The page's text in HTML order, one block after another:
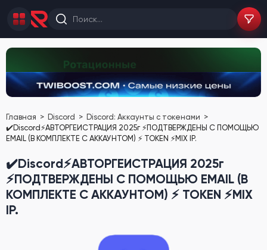
Главная Discord
Discord: Аккаунты с токенами
✔️Discord⚡АВТОРГЕИСТРАЦИЯ 2025г ⚡ПОДТВЕРЖДЕНЫ С ПОМОЩЬЮ
EMAIL (В КОМПЛЕКТЕ С АККАУНТОМ) ⚡ TOKEN ⚡MIX IP.
✔️Discord⚡АВТОРГЕИСТРАЦИЯ 2025г
⚡ПОДТВЕРЖДЕНЫ С ПОМОЩЬЮ EMAIL (В
КОМПЛЕКТЕ С АККАУНТОМ) ⚡ TOKEN ⚡MIX
IP.